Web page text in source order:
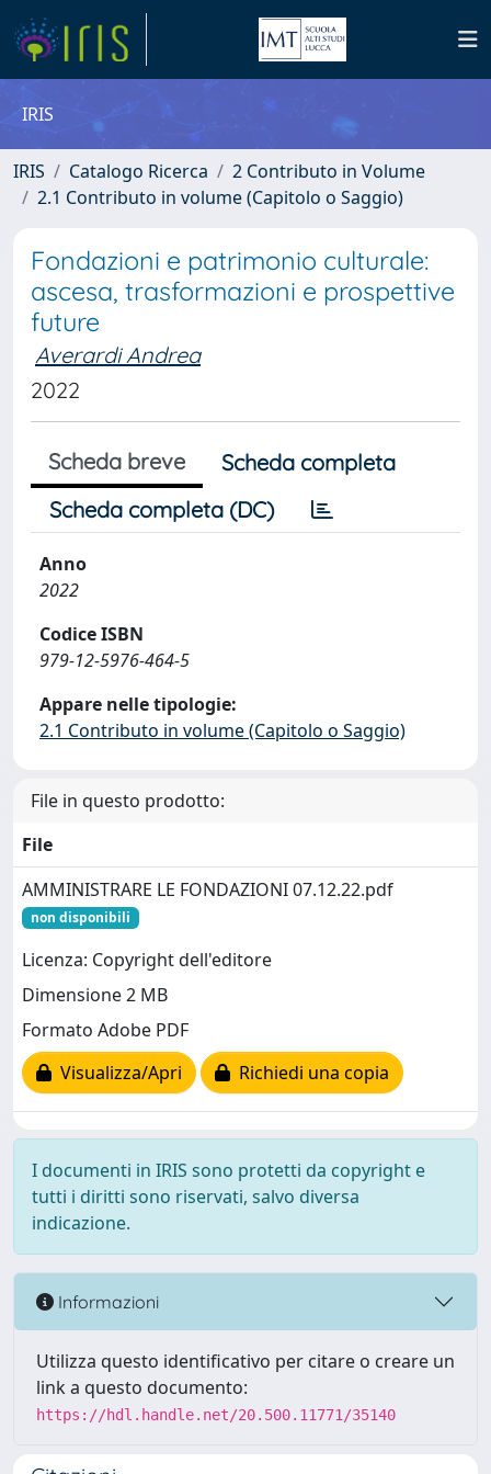
IRIS
IRIS Catalogo Ricerca
2 Contributo in Volume
2.1 Contributo in volume (Capitolo o Saggio)
Fondazioni e patrimonio culturale:
ascesa, trasformazioni e prospettive
future
Averardi Andrea
2022
Scheda breve
Scheda completa
Scheda completa (DC)
Anno
2022
Codice ISBN
979-12-5976-464-5
Appare nelle tipologie:
2.1 Contributo in volume (Capitolo o Saggio)
File in questo prodotto:
File
AMMINISTRARE LE FONDAZIONI 07.12.22.pdf
non disponibili
Licenza: Copyright dell'editore
Dimensione 2 MB
Formato Adobe PDF
Visualizza/Apri
Richiedi una copia
I documenti in IRIS sono protetti da copyright e
tutti i diritti sono riservati, salvo diversa
indicazione.
Informazioni
Utilizza questo identificativo per citare o creare un
link a questo documento:
https://hdl.handle.net/20.500.11771/35140